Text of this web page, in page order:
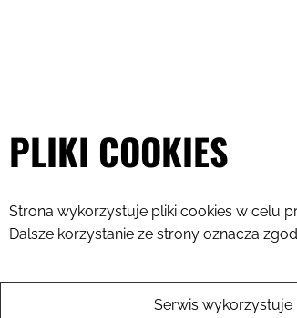
PLIKI COOKIES
Strona wykorzystuje pliki cookies w celu
Dalsze korzystanie ze strony oznacza
O mnie Tłumaczenia
Serwis wykorzystuje